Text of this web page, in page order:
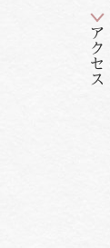
アクセス